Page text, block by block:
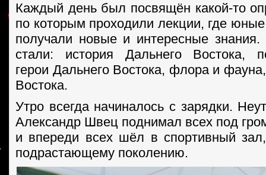
Каждый день был посвящён какой-то
по которым проходили лекции, где юные
получали новые и интересные
стали: история Дальнего Востока,
герои Дальнего Востока, флора и
Востока.
Утро всегда начиналось с зарядки.
Александр Швец поднимал всех под
и впереди всех шёл в спортивный
подрастающему поколению.